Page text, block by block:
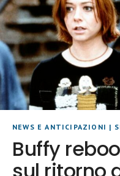
NEWS E ANTICIPAZIONI |
Buffy